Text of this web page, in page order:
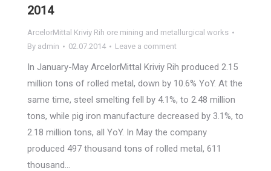
2014
ArcelorMittal Kriviy Rih ore mining and metallurgical works
By admin 02.07.2014 Leave a comment
In January-May ArcelorMittal Kriviy Rih produced 2.15
million tons of rolled metal, down by 10.6% YoY. At the
same time, steel smelting fell by 4.1%, to 2.48 million
tons, while pig iron manufacture decreased by 3.1%, to
2.18 million tons, all YoY. In May the company
produced 497 thousand tons of rolled metal, 611
thousand…